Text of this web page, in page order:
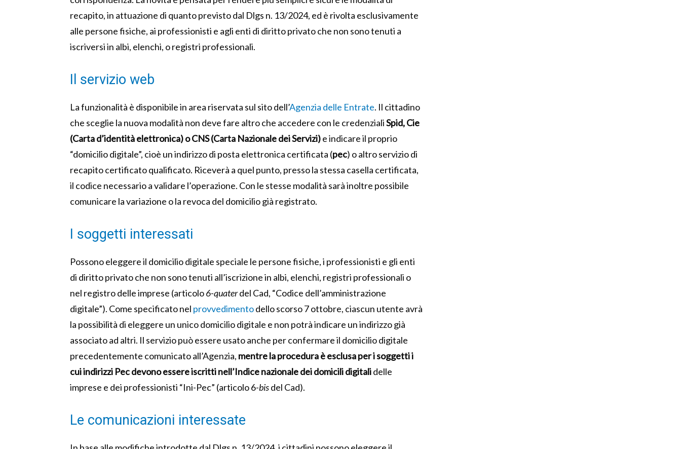
recapito, in attuazione di quanto previsto dal Dlgs n. 13/2024, ed è rivolta esclusivamente
alle persone fisiche, ai professionisti e agli enti di diritto privato che non sono tenuti a
iscriversi in albi, elenchi, o registri professionali.
Il servizio web
La funzionalità è disponibile in area riservata sul sito dell’Agenzia delle Entrate. Il cittadino
che sceglie la nuova modalità non deve fare altro che accedere con le credenzialiSpid, Cie
(Carta d’identità elettronica) o CNS (Carta Nazionale dei Servizi)e indicare il proprio
“domicilio digitale”, cioè un indirizzo di posta elettronica certificata (pec) o altro servizio di
recapito certificato qualificato. Riceverà a quel punto, presso la stessa casella certificata,
il codice necessario a validare l’operazione. Con le stesse modalità sarà inoltre possibile
comunicare la variazione o la revoca del domicilio già registrato.
I soggetti interessati
Possono eleggere il domicilio digitale speciale le persone fisiche, i professionisti e gli enti
di diritto privato che non sono tenuti all’iscrizione in albi, elenchi, registri professionali o
nel registro delle imprese (articolo6-quaterdel Cad, “Codice dell’amministrazione
digitale”). Come specificato nel provvedimentodello scorso 7 ottobre, ciascun utente avrà
la possibilità di eleggere un unico domicilio digitale e non potrà indicare un indirizzo già
associato ad altri. Il servizio può essere usato anche per confermare il domicilio digitale
precedentemente comunicato all’Agenzia, mentre la procedura è esclusa per i soggetti i
cui indirizzi Pec devono essere iscritti nell’Indice nazionale dei domicili digitalidelle
imprese e dei professionisti “Ini-Pec” (articolo 6-bisdel Cad).
Le comunicazioni interessate